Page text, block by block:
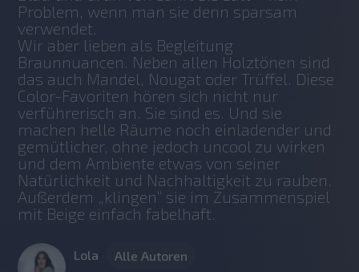
Problem, wenn man sie denn sparsam
verwendet.
Wir aber lieben als Begleitung
Braunnuancen. Neben allen Holztönen sind
das auch Mandel, Nougat oder Trüffel. Diese
Color-Favoriten hören sich nicht nur
verführerisch an. Sie sind es. Und sie
machen helle Räume noch einladender und
gemütlicher, ohne jedoch uncool zu wirken
und dem Ambiente etwas von seiner
Natürlichkeit und Nachhaltigkeit zu rauben.
Außerdem „klingen“ sie im Zusammenspiel
mit Beige einfach fabelhaft.
Lola
Alle Autoren